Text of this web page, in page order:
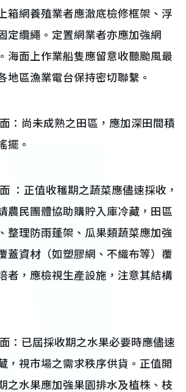
箱網養殖業者應澈底檢修框架、浮
定纜繩。定置網業者亦應加強網
海面上作業船隻應留意收聽颱風最
地區漁業電台保持密切聯繫。
：尚未成熟之田區，應加深田間積
擺。
：正值收穫期之蔬菜應儘速採收，
農民團體協助購貯入庫冷藏，田區
整理防雨蓬架、瓜果類蔬菜應加強
蓋資材（如塑膠網、不織布等）覆
者，應檢視生產設施，注意其結構
：已屆採收期之水果必要時應儘速
，視市場之需求秩序供貨。正值開
之水果應加強果園排水及植株、枝